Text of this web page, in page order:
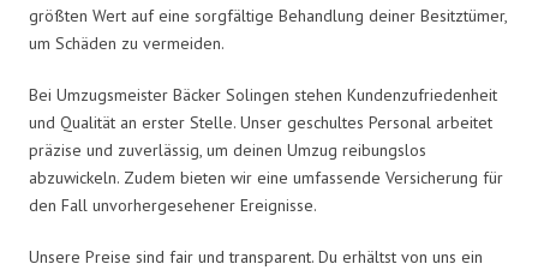
größten Wert auf eine sorgfältige Behandlung deiner Besitztümer,
um Schäden zu vermeiden.
Bei Umzugsmeister Bäcker Solingen stehen Kundenzufriedenheit
und Qualität an erster Stelle. Unser geschultes Personal arbeitet
präzise und zuverlässig, um deinen Umzug reibungslos
abzuwickeln. Zudem bieten wir eine umfassende Versicherung für
den Fall unvorhergesehener Ereignisse.
Unsere Preise sind fair und transparent. Du erhältst von uns ein